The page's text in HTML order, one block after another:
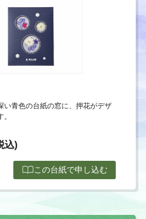
い青色の台紙の窓に、押花がデザ
込)
import_contactsこの台紙で申し込む